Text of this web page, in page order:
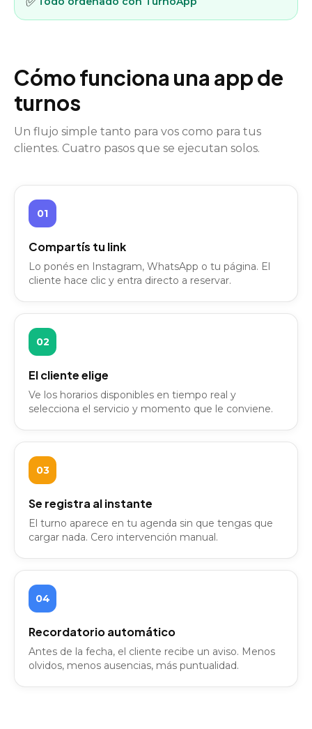
Cómo funciona una app de
turnos
Un flujo simple tanto para vos como para tus
clientes. Cuatro pasos que se ejecutan solos.
01
Compartís tu link
Lo ponés en Instagram, WhatsApp o tu página. El
cliente hace clic y entra directo a reservar.
02
El cliente elige
Ve los horarios disponibles en tiempo real y
selecciona el servicio y momento que le conviene.
03
Se registra al instante
El turno aparece en tu agenda sin que tengas que
cargar nada. Cero intervención manual.
04
Recordatorio automático
Antes de la fecha, el cliente recibe un aviso. Menos
olvidos, menos ausencias, más puntualidad.